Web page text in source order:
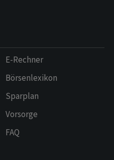
E-Rechner
Börsenlexikon
Sparplan
Vorsorge
FAQ